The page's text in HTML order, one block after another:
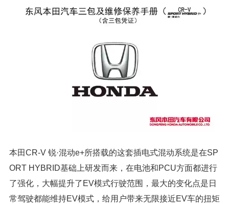
本田CR-V 锐·混动e+所搭载的这套插电式混动系统是在SP
ORT HYBRID基础上研发而来，在电池和PCU方面都进行
了强化，大幅提升了EV模式行驶范围，最大的变化点是日
常驾驶都能维持EV模式，给用户带来无限接近EV车的扭矩